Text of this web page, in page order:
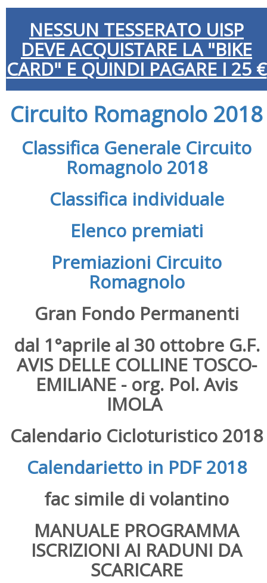
NESSUN TESSERATO UISP
DEVE ACQUISTARE LA "BIKE
CARD" E QUINDI PAGARE I 25 €
Circuito Romagnolo 2018
Classifica Generale Circuito
Romagnolo 2018
Classifica individuale
Elenco premiati
Premiazioni Circuito
Romagnolo
Gran Fondo Permanenti
dal 1°aprile al 30 ottobre G.F.
AVIS DELLE COLLINE TOSCO-
EMILIANE - org. Pol. Avis
IMOLA
Calendario Cicloturistico 2018
Calendarietto in PDF 2018
fac simile di volantino
MANUALE PROGRAMMA
ISCRIZIONI AI RADUNI DA
SCARICARE